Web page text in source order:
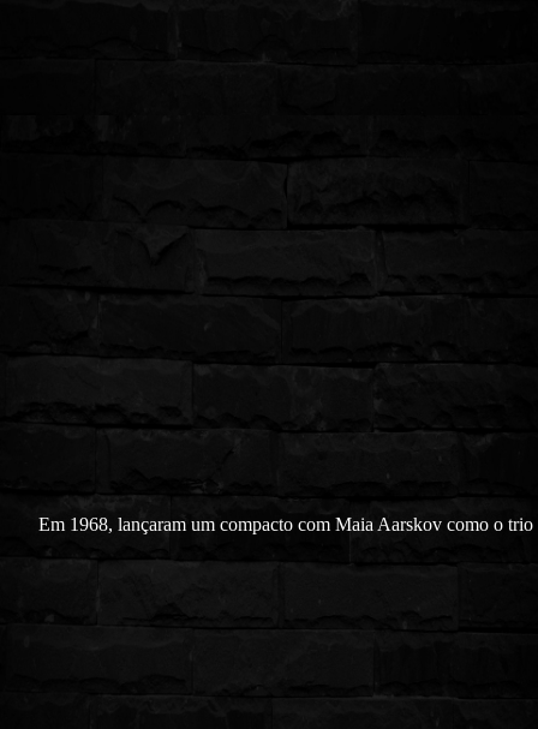
Em 1968, lançaram um compacto com Maia Aarskov como o